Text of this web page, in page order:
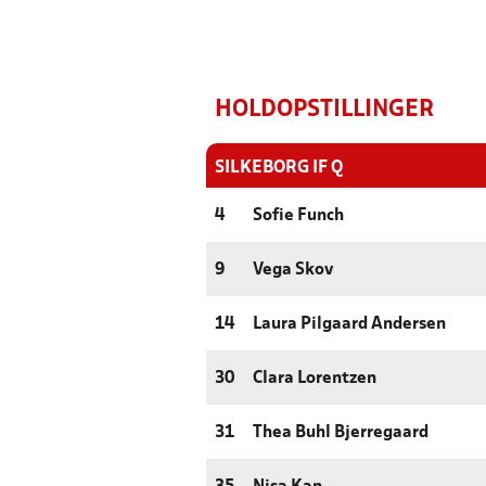
HOLDOPSTILLINGER
SILKEBORG IF Q
4 Sofie Funch
9 Vega Skov
14 Laura Pilgaard Andersen
30 Clara Lorentzen
31 Thea Buhl Bjerregaard